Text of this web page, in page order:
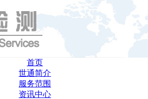
首页
世通简介
服务范围
资讯中心